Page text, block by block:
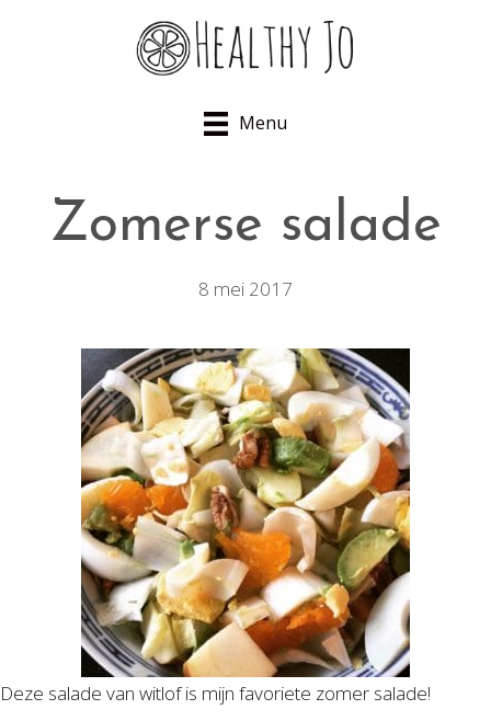
Menu
Zomerse salade
8 mei 2017
Deze salade van witlof is mijn favoriete zomer salade!